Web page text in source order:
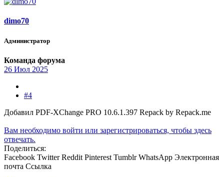
dimo70
Администратор
Команда форума
26 Июл 2025
#4
Добавил PDF-XChange PRO 10.6.1.397 Repack by Repack.me
Вам необходимо войти или зарегистрироваться, чтобы здесь
отвечать.
Поделиться:
Facebook Twitter Reddit Pinterest Tumblr WhatsApp Электронная
почта Ссылка